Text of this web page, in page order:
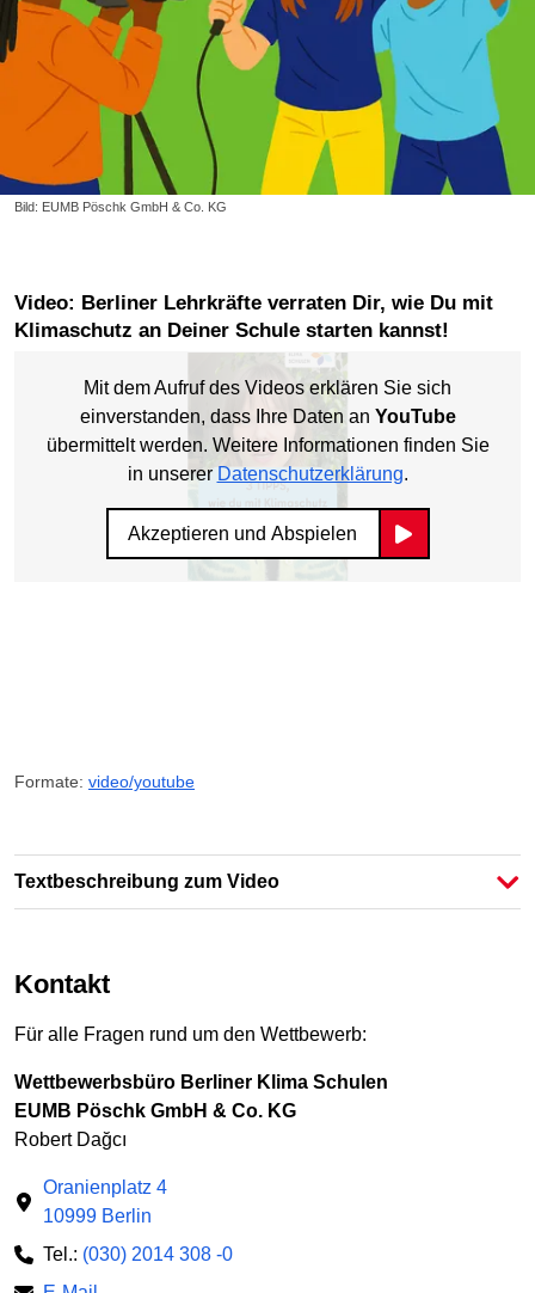
Bild: EUMB Pöschk GmbH & Co. KG
Video: Berliner Lehrkräfte verraten Dir, wie Du mit
Klimaschutz an Deiner Schule starten kannst!
Mit dem Aufruf des Videos erklären Sie sich
einverstanden, dass Ihre Daten an YouTube
übermittelt werden. Weitere Informationen finden Sie
in unsererDatenschutzerklärung.
Akzeptieren und Abspielen
Formate: video/youtube
Textbeschreibung zum Video
Kontakt
Für alle Fragen rund um den Wettbewerb:
Wettbewerbsbüro Berliner Klima Schulen
EUMB Pöschk GmbH & Co. KG
Robert Dağcı
Oranienplatz 4
10999 Berlin
Tel.: (030) 2014 308 -0